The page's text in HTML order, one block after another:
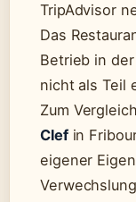
TripAdvisor
Das
Betrieb in
nicht als Teil
Zum
Clefin
eigener